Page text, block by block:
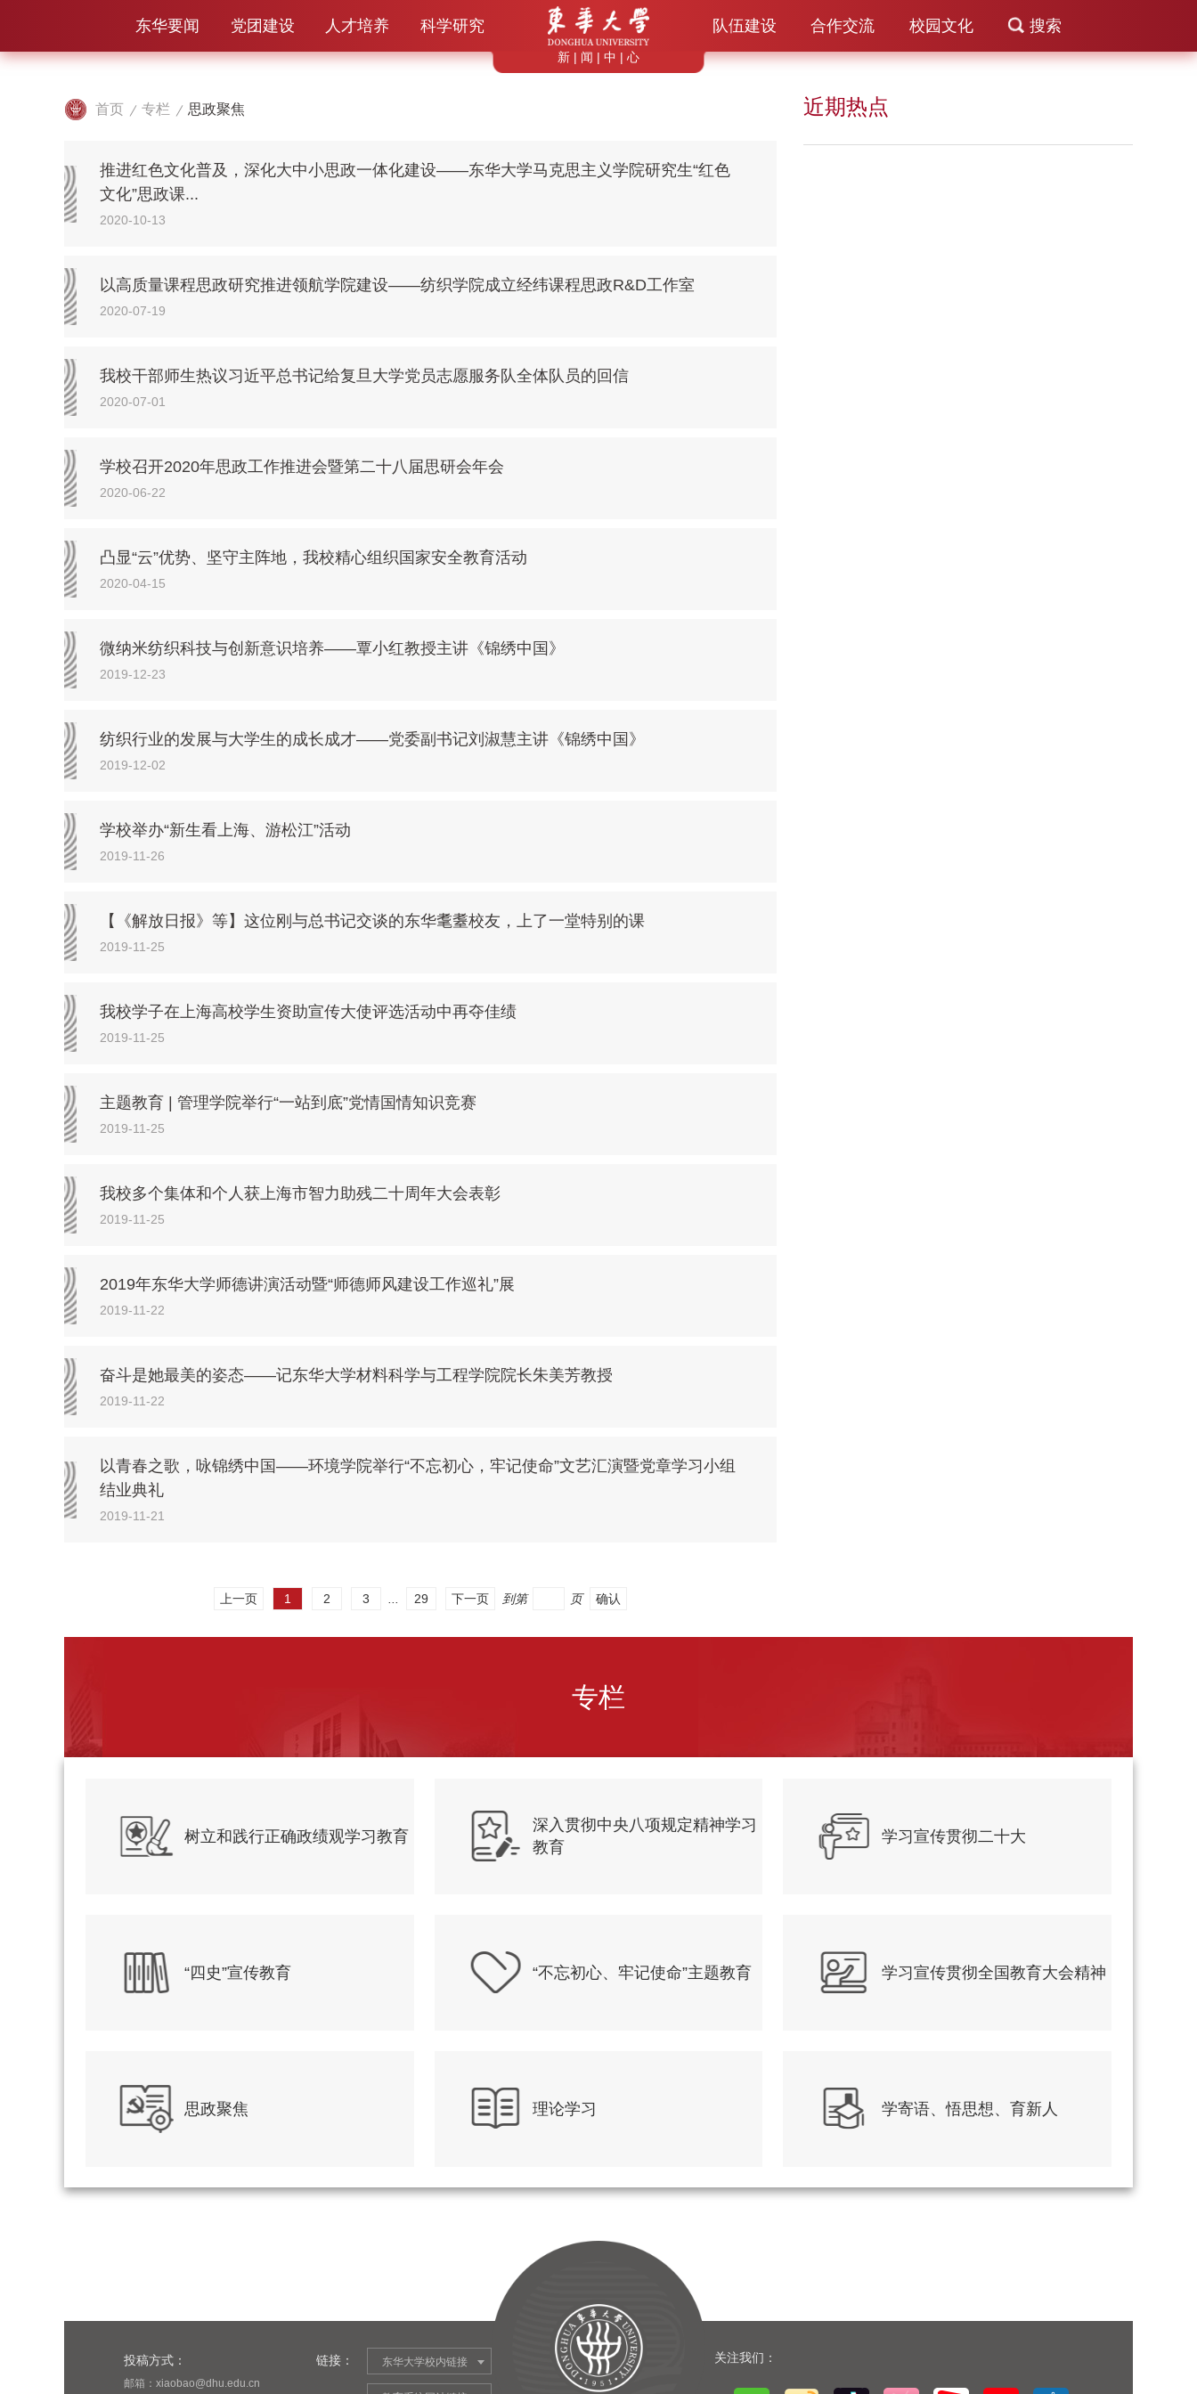
队伍建设 合作交流 校园文化 搜索
东华要闻 党团建设 人才培养 科学研究
新 | 闻 | 中 | 心
近期热点
首页 专栏 思政聚焦
推进红色文化普及，深化大中小思政一体化建设——东华大学马克思主义学院研究生“红色
文化”思政课...
2020-10-13
以高质量课程思政研究推进领航学院建设——纺织学院成立经纬课程思政R&D工作室
2020-07-19
我校干部师生热议习近平总书记给复旦大学党员志愿服务队全体队员的回信
2020-07-01
学校召开2020年思政工作推进会暨第二十八届思研会年会
2020-06-22
凸显“云”优势、坚守主阵地，我校精心组织国家安全教育活动
2020-04-15
微纳米纺织科技与创新意识培养——覃小红教授主讲《锦绣中国》
2019-12-23
纺织行业的发展与大学生的成长成才——党委副书记刘淑慧主讲《锦绣中国》
2019-12-02
学校举办“新生看上海、游松江”活动
2019-11-26
【《解放日报》等】这位刚与总书记交谈的东华耄耋校友，上了一堂特别的课
2019-11-25
我校学子在上海高校学生资助宣传大使评选活动中再夺佳绩
2019-11-25
主题教育 | 管理学院举行“一站到底”党情国情知识竞赛
2019-11-25
我校多个集体和个人获上海市智力助残二十周年大会表彰
2019-11-25
2019年东华大学师德讲演活动暨“师德师风建设工作巡礼”展
2019-11-22
奋斗是她最美的姿态——记东华大学材料科学与工程学院院长朱美芳教授
2019-11-22
以青春之歌，咏锦绣中国——环境学院举行“不忘初心，牢记使命”文艺汇演暨党章学习小组
结业典礼
2019-11-21
上一页 1 2 3 29 下一页 到第 页 确认
专栏
树立和践行正确政绩观学习教育
深入贯彻中央八项规定精神学习
教育
学习宣传贯彻二十大
“四史”宣传教育 “不忘初心、牢记使命”主题教育 学习宣传贯彻全国教育大会精神
思政聚焦 理论学习 学寄语、悟思想、育新人
东华大学校内链接
链接：
投稿方式：
邮箱：xiaobao@dhu.edu.cn
关注我们：